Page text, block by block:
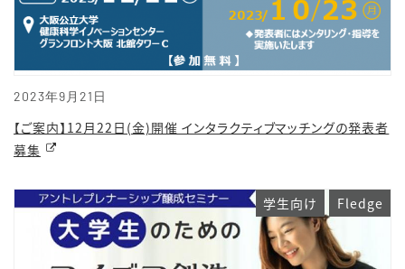
2023年9月21日
【ご案内】12月22日(金)開催 インタラクティブマッチングの発表者
募集
学生向け Fledge